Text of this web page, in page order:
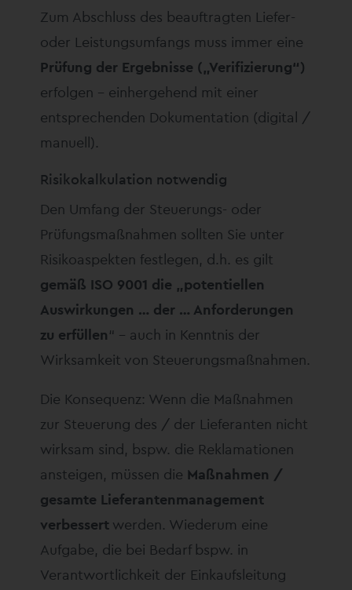
Zum Abschluss des beauftragten Liefer-
oder Leistungsumfangs muss immer eine
Prüfung der Ergebnisse („Verifizierung“)
erfolgen – einhergehend mit einer
entsprechenden Dokumentation (digital /
manuell).
Risikokalkulation notwendig
Den Umfang der Steuerungs- oder
Prüfungsmaßnahmen sollten Sie unter
Risikoaspekten festlegen, d.h. es gilt
gemäß ISO 9001 die „potentiellen
Auswirkungen … der … Anforderungen
zu erfüllen“ – auch in Kenntnis der
Wirksamkeit von Steuerungsmaßnahmen.
Die Konsequenz: Wenn die Maßnahmen
zur Steuerung des / der Lieferanten nicht
wirksam sind, bspw. die Reklamationen
ansteigen, müssen die Maßnahmen /
gesamte Lieferantenmanagement
verbessert werden. Wiederum eine
Aufgabe, die bei Bedarf bspw. in
Verantwortlichkeit der Einkaufsleitung